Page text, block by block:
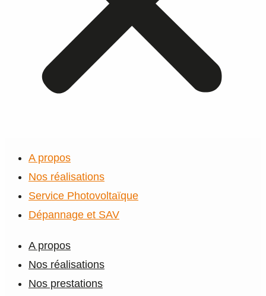
A propos
Nos réalisations
Service Photovoltaïque
Dépannage et SAV
A propos
Nos réalisations
Nos prestations